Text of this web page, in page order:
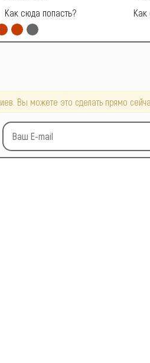
Как сюда попасть? Как
Вы можете это сделать прямо